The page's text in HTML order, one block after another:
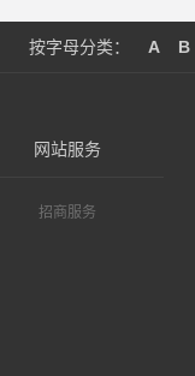
按字母分类： A B
网站服务
招商服务